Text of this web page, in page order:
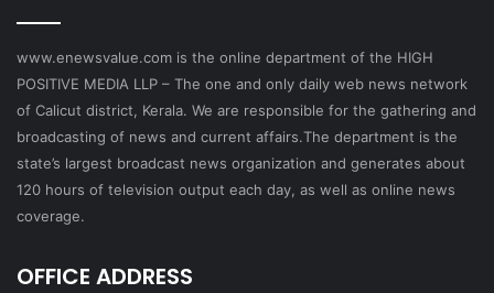
www.enewsvalue.com is the online department of the HIGH
POSITIVE MEDIA LLP – The one and only daily web news network
of Calicut district, Kerala. We are responsible for the gathering and
broadcasting of news and current affairs.The department is the
state’s largest broadcast news organization and generates about
120 hours of television output each day, as well as online news
coverage.
OFFICE ADDRESS